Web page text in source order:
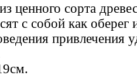
ценного сорта
с собой как оберег
привлечения